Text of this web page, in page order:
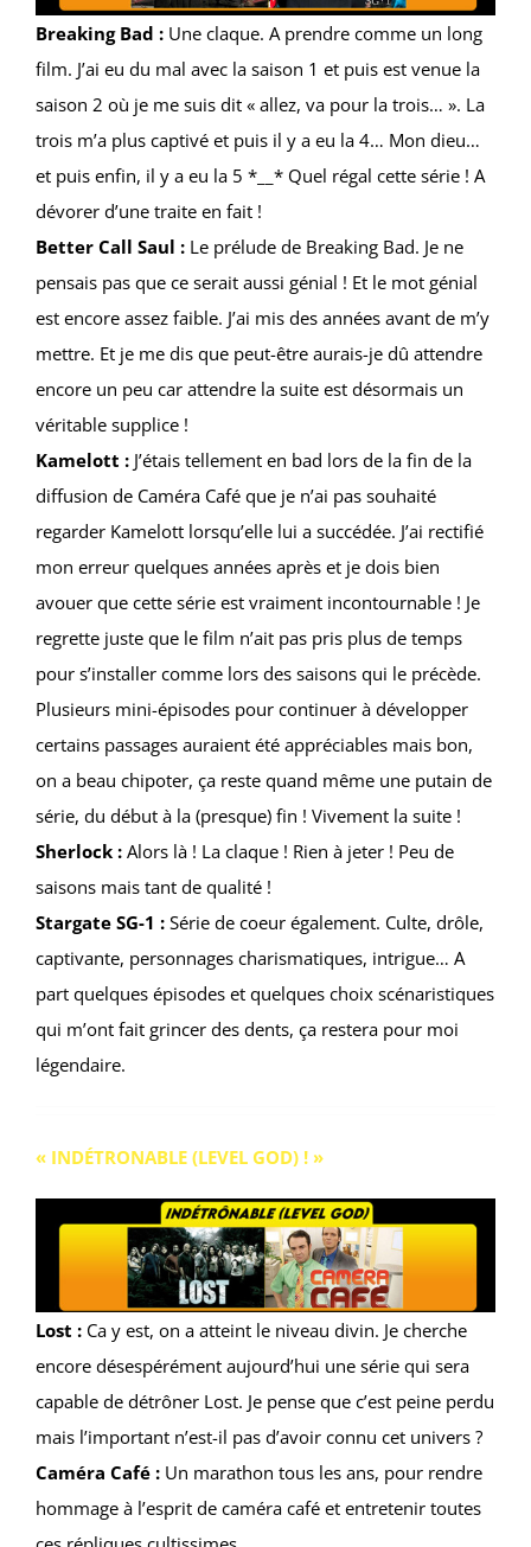
Breaking Bad :Une claque. A prendre comme un long
film. J’ai eu du mal avec la saison 1 et puis est venue la
saison 2 où je me suis dit « allez, va pour la trois… ». La
trois m’a plus captivé et puis il y a eu la 4… Mon dieu…
et puis enfin, il y a eu la 5 *__* Quel régal cette série ! A
dévorer d’une traite en fait !
Better Call Saul : Le prélude de Breaking Bad. Je ne
pensais pas que ce serait aussi génial ! Et le mot génial
est encore assez faible. J’ai mis des années avant de m’y
mettre. Et je me dis que peut-être aurais-je dû attendre
encore un peu car attendre la suite est désormais un
véritable supplice !
Kamelott :J’étais tellement en bad lors de la fin de la
diffusion de Caméra Café que je n’ai pas souhaité
regarder Kamelott lorsqu’elle lui a succédée. J’ai rectifié
mon erreur quelques années après et je dois bien
avouer que cette série est vraiment incontournable ! Je
regrette juste que le film n’ait pas pris plus de temps
pour s’installer comme lors des saisons qui le précède.
Plusieurs mini-épisodes pour continuer à développer
certains passages auraient été appréciables mais bon,
on a beau chipoter, ça reste quand même une putain de
série, du début à la (presque) fin ! Vivement la suite !
Sherlock :Alors là ! La claque ! Rien à jeter ! Peu de
saisons mais tant de qualité !
Stargate SG-1 :Série de coeur également. Culte, drôle,
captivante, personnages charismatiques, intrigue… A
part quelques épisodes et quelques choix scénaristiques
qui m’ont fait grincer des dents, ça restera pour moi
légendaire.
« INDÉTRONABLE (LEVEL GOD) ! »
Lost :Ca y est, on a atteint le niveau divin. Je cherche
encore désespérément aujourd’hui une série qui sera
capable de détrôner Lost. Je pense que c’est peine perdu
mais l’important n’est-il pas d’avoir connu cet univers ?
Caméra Café : Un marathon tous les ans, pour rendre
hommage à l’esprit de caméra café et entretenir toutes